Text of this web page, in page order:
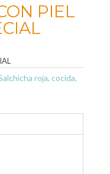
PIEL
roja, cocida,